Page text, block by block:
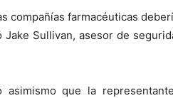
compañías farmacéuticas
Jake Sullivan, asesor de
asimismo que la